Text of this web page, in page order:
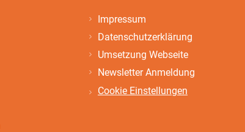
Impressum
Datenschutzerklärung
Umsetzung Webseite
Newsletter Anmeldung
Cookie Einstellungen